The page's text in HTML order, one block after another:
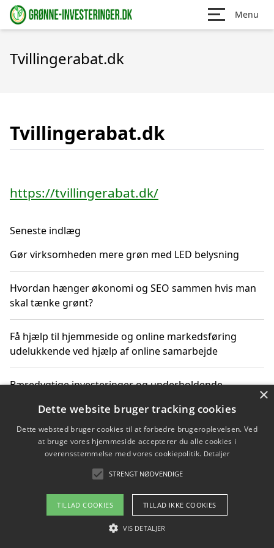
Menu
Tvillingerabat.dk
Tvillingerabat.dk
https://tvillingerabat.dk/
Seneste indlæg
Gør virksomheden mere grøn med LED belysning
Hvordan hænger økonomi og SEO sammen hvis man
skal tænke grønt?
Få hjælp til hjemmeside og online markedsføring
udelukkende ved hjælp af online samarbejde
Bæredygtige investeringer og underholdende
Sådan kan online møder for virksomheder fremme
grønne investeringer
Copyright 2026 - Pilanto Aps
Om / kontakt
×
Dette website bruger tracking cookies
Dette websted bruger cookies til at forbedre brugeroplevelsen. Ved
at bruge vores hjemmeside accepterer du alle cookies i
overensstemmelse med vores cookiepolitik. Detaljer
STRENGT NØDVENDIGE
TILLAD COOKIES TILLAD IKKE COOKIES
VIS DETALJER